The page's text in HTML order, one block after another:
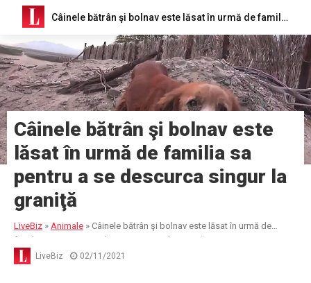
Câinele bătrân şi bolnav este lăsat în urmă de familia sa pentru a se descurca singur la graniţă
Câinele bătrân şi bolnav este
lăsat în urmă de familia sa
pentru a se descurca singur la
graniţă
LiveBiz » Animale » Câinele bătrân şi bolnav este lăsat în urmă de
familia sa pentru a se descurca singur la graniţă
LiveBiz 02/11/2021